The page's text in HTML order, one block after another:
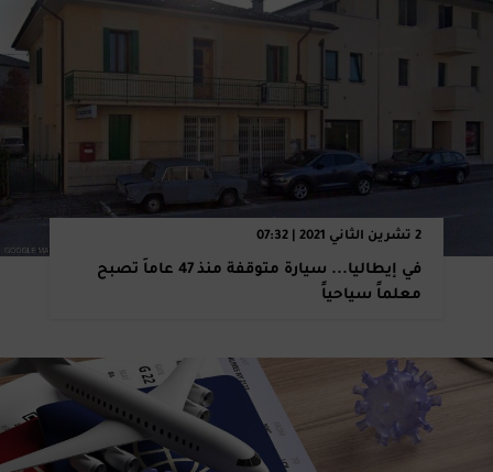
2 تشرين الثاني 2021 | 07:32
في إيطاليا... سيارة متوقفة منذ 47 عاماً تصبح
معلماً سياحياً ‏